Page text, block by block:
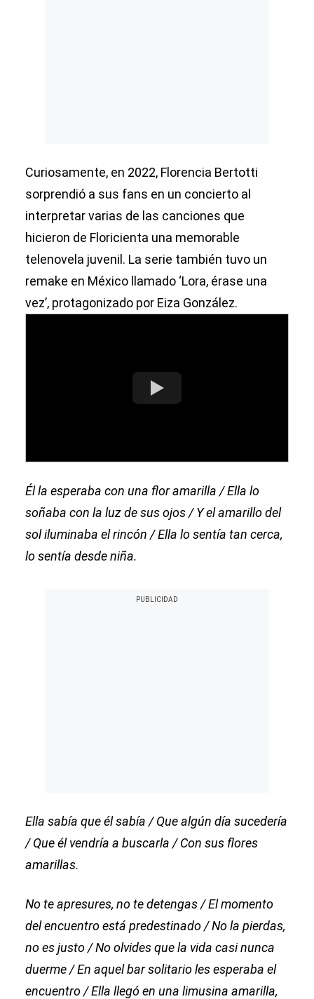
Curiosamente, en 2022, Florencia Bertotti
sorprendió a sus fans en un concierto al
interpretar varias de las canciones que
hicieron de Floricienta una memorable
telenovela juvenil. La serie también tuvo un
remake en México llamado ‘Lora, érase una
vez’, protagonizado por Eiza González.
Él la esperaba con una flor amarilla / Ella lo
soñaba con la luz de sus ojos / Y el amarillo del
sol iluminaba el rincón / Ella lo sentía tan cerca,
lo sentía desde niña.
Ella sabía que él sabía / Que algún día sucedería
/ Que él vendría a buscarla / Con sus flores
amarillas.
No te apresures, no te detengas / El momento
del encuentro está predestinado / No la pierdas,
no es justo / No olvides que la vida casi nunca
duerme / En aquel bar solitario les esperaba el
encuentro / Ella llegó en una limusina amarilla,